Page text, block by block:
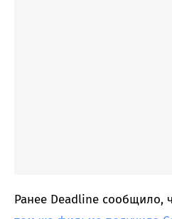
Ранее Deadline сообщило,